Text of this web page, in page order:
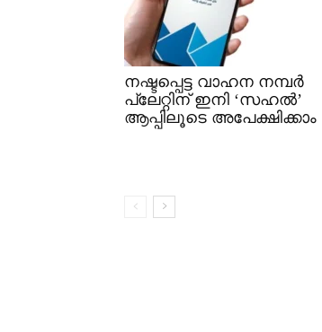
നഷ്ടപ്പെട്ട വാഹന നമ്പർ
പ്ലേറ്റിന് ഇനി ‘സഹൽ’
ആപ്പിലൂടെ അപേക്ഷിക്കാം